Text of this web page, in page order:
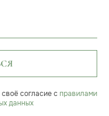
согласие с правилами
данных